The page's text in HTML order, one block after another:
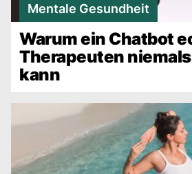
Mentale Gesundheit
Warum ein Chatbot
Therapeuten
kann